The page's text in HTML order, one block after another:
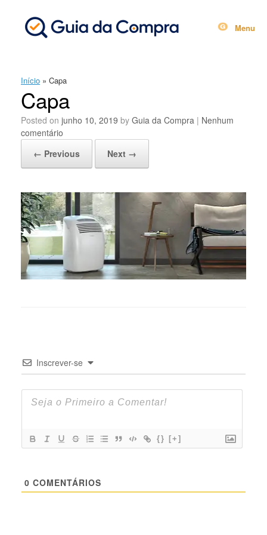
Menu
Início » Capa
Capa
Posted on junho 10, 2019 by Guia da Compra | Nenhum
comentário
← Previous
Next →
Inscrever-se
{} [+]
0 COMENTÁRIOS